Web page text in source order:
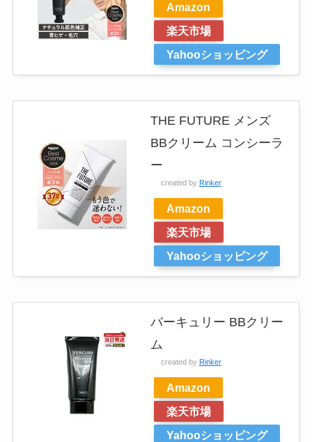
Amazon
楽天市場
Yahooショッピング
THE FUTURE メンズ
BBクリーム コンシーラ
ー
created by Rinker
Amazon
楽天市場
Yahooショッピング
バーキュリー BBクリー
ム
created by Rinker
Amazon
楽天市場
Yahooショッピング